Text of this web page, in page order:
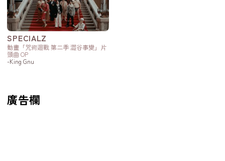
SPECIALZ
動畫「咒術迴戰 第二季 澀谷事變」片
頭曲 OP
-King Gnu
廣告欄